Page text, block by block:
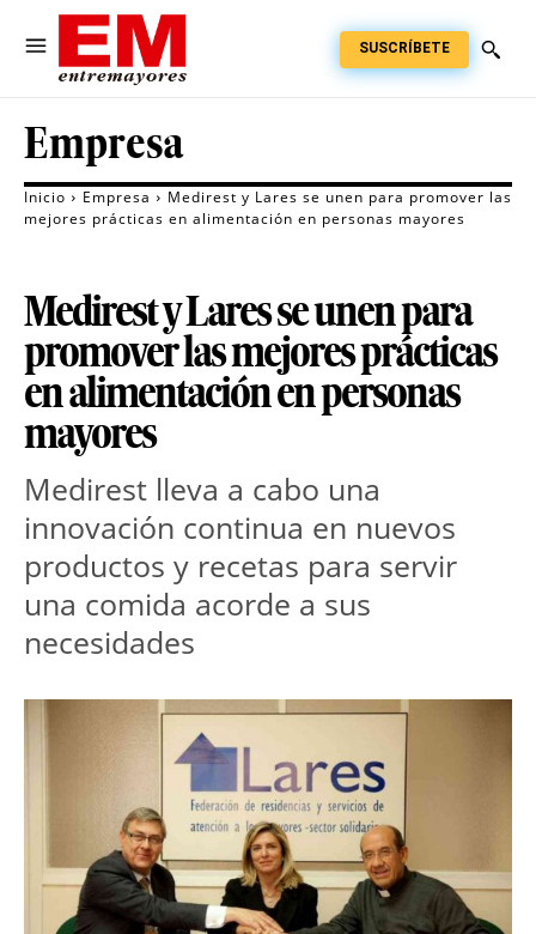
SUSCRÍBETE
Empresa
Inicio Empresa
Medirest y Lares se unen para promover las
mejores prácticas en alimentación en personas mayores
Medirest y Lares se unen para
promover las mejores prácticas
en alimentación en personas
mayores
Medirest lleva a cabo una
innovación continua en nuevos
productos y recetas para servir
una comida acorde a sus
necesidades